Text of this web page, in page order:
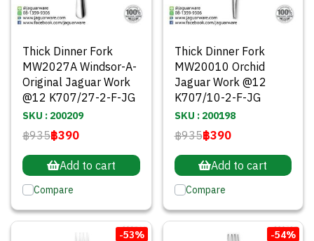
Thick Dinner Fork
MW2027A Windsor-A-
Original Jaguar Work
@12 K707/27-2-F-JG
SKU : 200209
฿935฿390
Add to cart
Compare
Thick Dinner Fork
MW20010 Orchid
Jaguar Work @12
K707/10-2-F-JG
SKU : 200198
฿935฿390
Add to cart
Compare
-53% -54%